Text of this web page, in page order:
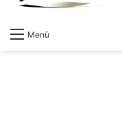
Menü